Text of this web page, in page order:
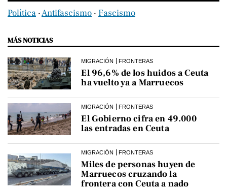
Política ‧Antifascismo ‧ Fascismo
MÁS NOTICIAS
MIGRACIÓN FRONTERAS
El 96,6% de los huidos a Ceuta
ha vuelto ya a Marruecos
MIGRACIÓN FRONTERAS
El Gobierno cifra en 49.000
las entradas en Ceuta
MIGRACIÓN FRONTERAS
Miles de personas huyen de
Marruecos cruzando la
frontera con Ceuta a nado